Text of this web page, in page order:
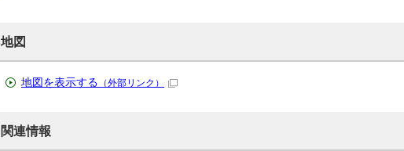
地図
地図を表示する （外部リンク）
関連情報